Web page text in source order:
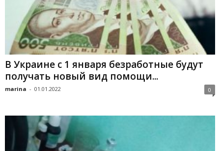
В Украине с 1 января безработные будут
получать новый вид помощи...
marina - 01.01.2022 0